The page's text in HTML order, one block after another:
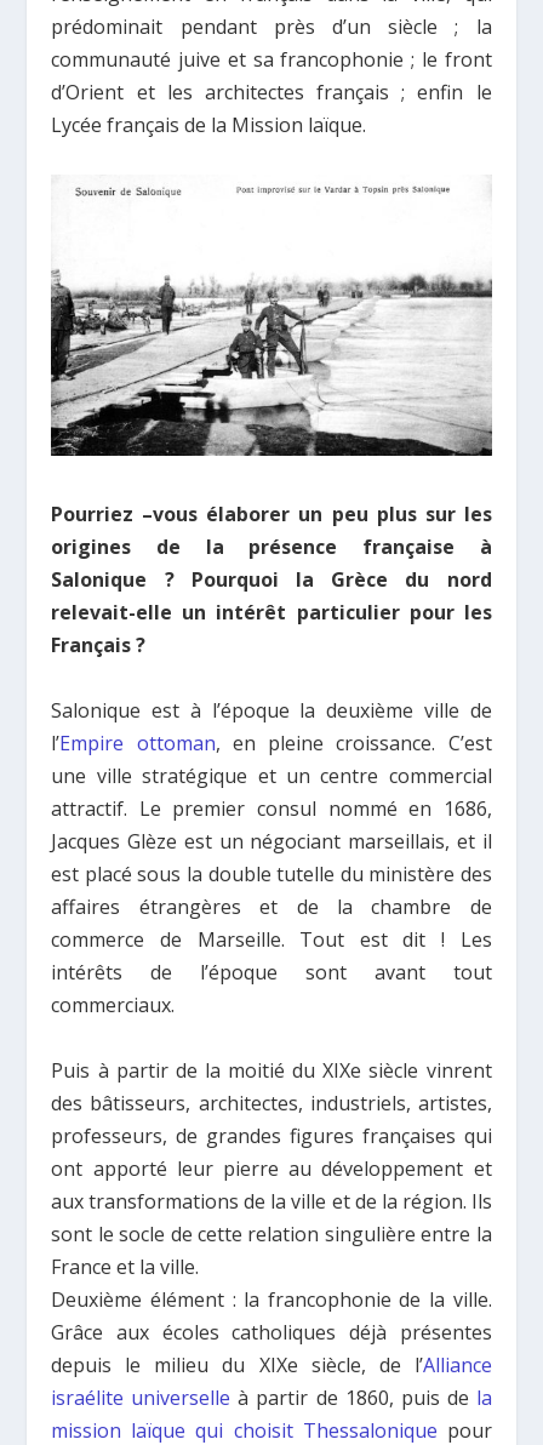
prédominait pendant près d’un siècle ; la
communauté juive et sa francophonie ; le front
d’Orient et les architectes français ; enfin le
Lycée français de la Mission laïque.
Pourriez –vous élaborer un peu plus sur les
origines de la présence française à
Salonique ? Pourquoi la Grèce du nord
relevait-elle un intérêt particulier pour les
Français ?
Salonique est à l’époque la deuxième ville de
l’Empire ottoman, en pleine croissance. C’est
une ville stratégique et un centre commercial
attractif. Le premier consul nommé en 1686,
Jacques Glèze est un négociant marseillais, et il
est placé sous la double tutelle du ministère des
affaires étrangères et de la chambre de
commerce de Marseille. Tout est dit ! Les
intérêts de l’époque sont avant tout
commerciaux.
Puis à partir de la moitié du XIXe siècle vinrent
des bâtisseurs, architectes, industriels, artistes,
professeurs, de grandes figures françaises qui
ont apporté leur pierre au développement et
aux transformations de la ville et de la région. Ils
sont le socle de cette relation singulière entre la
France et la ville.
Deuxième élément : la francophonie de la ville.
Grâce aux écoles catholiques déjà présentes
depuis le milieu du XIXe siècle, de l’Alliance
israélite universelle à partir de 1860, puis de la
mission laïque qui choisit Thessalonique pour